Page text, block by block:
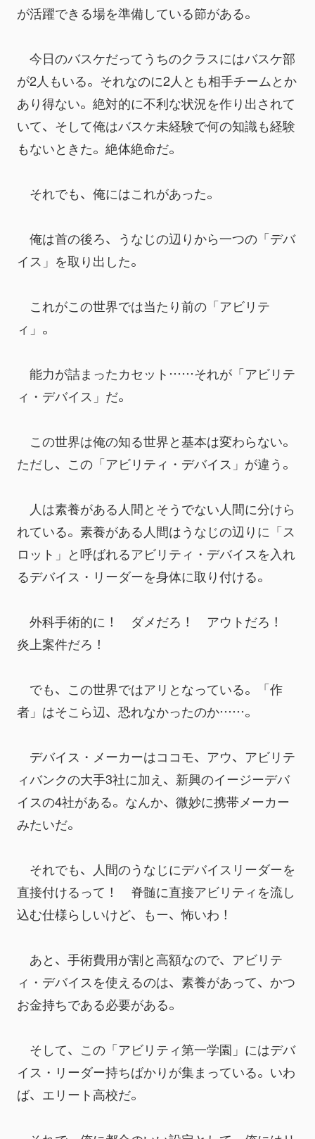
が活躍できる場を準備している節がある。
今日のバスケだってうちのクラスにはバスケ部
が2人もいる。それなのに2人とも相手チームとか
あり得ない。絶対的に不利な状況を作り出されて
いて、そして俺はバスケ未経験で何の知識も経験
もないときた。絶体絶命だ。
それでも、俺にはこれがあった。
俺は首の後ろ、うなじの辺りから一つの「デバ
イス」を取り出した。
これがこの世界では当たり前の「アビリテ
ィ」。
能力が詰まったカセット……それが「アビリテ
ィ・デバイス」だ。
この世界は俺の知る世界と基本は変わらない。
ただし、この「アビリティ・デバイス」が違う。
人は素養がある人間とそうでない人間に分けら
れている。素養がある人間はうなじの辺りに「ス
ロット」と呼ばれるアビリティ・デバイスを入れ
るデバイス・リーダーを身体に取り付ける。
外科手術的に！　ダメだろ！　アウトだろ！
炎上案件だろ！
でも、この世界ではアリとなっている。「作
者」はそこら辺、恐れなかったのか……。
デバイス・メーカーはココモ、アウ、アビリテ
ィバンクの大手3社に加え、新興のイージーデバ
イスの4社がある。なんか、微妙に携帯メーカー
みたいだ。
それでも、人間のうなじにデバイスリーダーを
直接付けるって！　脊髄に直接アビリティを流し
込む仕様らしいけど、もー、怖いわ！
あと、手術費用が割と高額なので、アビリテ
ィ・デバイスを使えるのは、素養があって、かつ
お金持ちである必要がある。
そして、この「アビリティ第一学園」にはデバ
イス・リーダー持ちばかりが集まっている。いわ
ば、エリート高校だ。